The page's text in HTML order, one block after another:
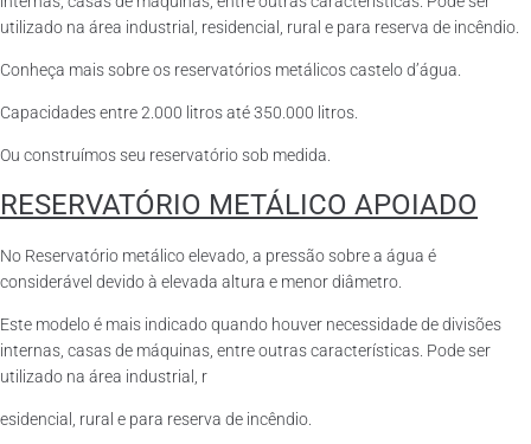
utilizado na área industrial, residencial, rural e para reserva de incêndio.
Conheça mais sobre os reservatórios metálicos castelo d’água.
Capacidades entre 2.000 litros até 350.000 litros.
Ou construímos seu reservatório sob medida.
RESERVATÓRIO METÁLICO APOIADO
No Reservatório metálico elevado, a pressão sobre a água é
considerável devido à elevada altura e menor diâmetro.
Este modelo é mais indicado quando houver necessidade de divisões
internas, casas de máquinas, entre outras características. Pode ser
utilizado na área industrial, r
esidencial, rural e para reserva de incêndio.